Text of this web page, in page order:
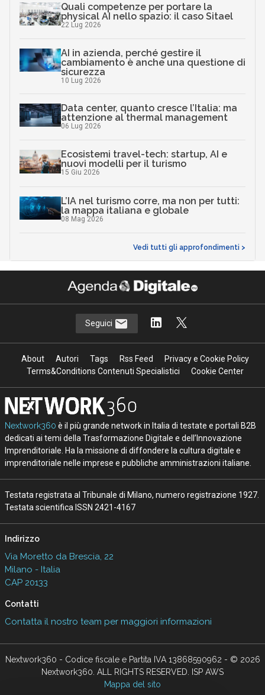
Quali competenze per portare la
physical AI nello spazio: il caso Sitael
22 Lug 2026
AI in azienda, perché gestire il
cambiamento è anche una questione di
sicurezza
10 Lug 2026
Data center, quanto cresce l’Italia: ma
attenzione al thermal management
06 Lug 2026
Ecosistemi travel-tech: startup, AI e
nuovi modelli per il turismo
15 Giu 2026
L’IA nel turismo corre, ma non per tutti:
la mappa italiana e globale
08 Mag 2026
Vedi tutti gli approfondimenti >
Seguici
About Autori Tags Rss Feed
Privacy e Cookie Policy
Terms&Conditions Contenuti Specialistici
Cookie Center
Nextwork360 è il più grande network in Italia di testate e portali B2B
dedicati ai temi della Trasformazione Digitale e dell’Innovazione
Imprenditoriale. Ha la missione di diffondere la cultura digitale e
imprenditoriale nelle imprese e pubbliche amministrazioni italiane.
Testata registrata al Tribunale di Milano, numero registrazione 1927.
Testata scientifica ISSN 2421-4167
Indirizzo
Via Moretto da Brescia, 22
Milano - Italia
CAP 20133
Contatti
Contatta il nostro team per maggiori informazioni
Nextwork360 - Codice fiscale e Partita IVA 13868590962 - © 2026
Nextwork360. ALL RIGHTS RESERVED. ISP AWS
Mappa del sito